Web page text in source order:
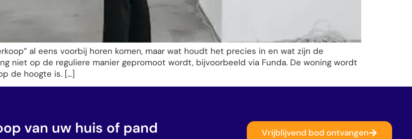
al eens voorbij horen komen, maar wat houdt het precies in en wat zijn de
niet op de reguliere manier gepromoot wordt, bijvoorbeeld via Funda. De woning wordt
de hoogte is. […]
van uw huis of pand Vrijblijvend bod ontvangen